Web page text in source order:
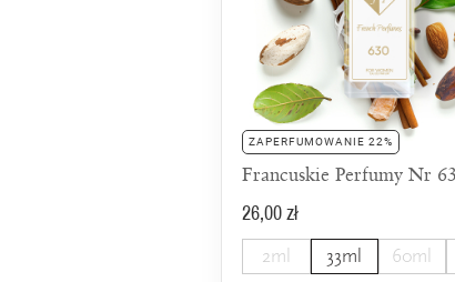
ZAPERFUMOWANIE 22%
Francuskie Perfumy Nr
26,00 zł
2ml 33ml 60ml